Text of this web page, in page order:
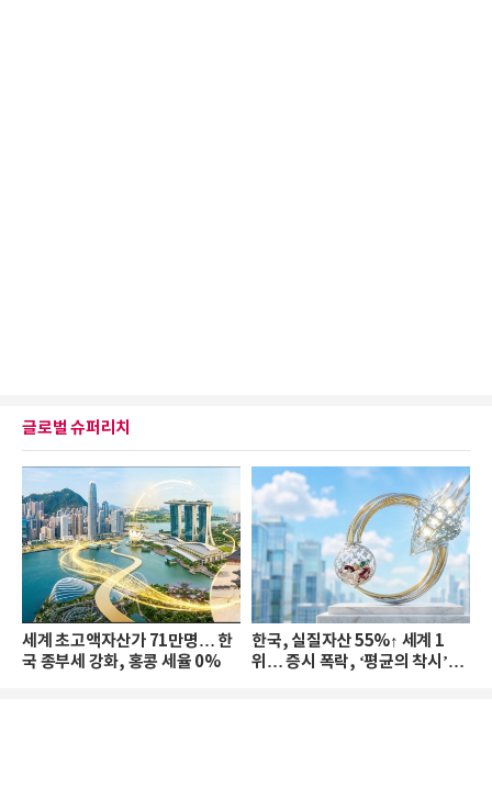
글로벌 슈퍼리치
세계 초고액자산가 71만명… 한
국 종부세 강화, 홍콩 세율 0%
한국, 실질자산 55%↑ 세계 1
위… 증시 폭락, ‘평균의 착시’와